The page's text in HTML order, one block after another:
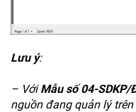
Lưu ý:
– VớiMẫu số 04-SDKP/
nguồn đang quản lý